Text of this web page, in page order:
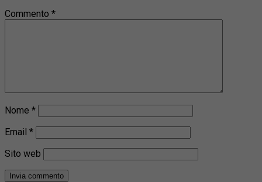
Commento *
Nome *
Email *
Sito web